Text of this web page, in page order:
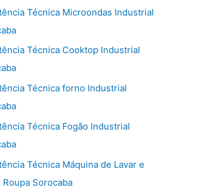
Técnica Microondas Industrial
Técnica Cooktop Industrial
Técnica forno Industrial
Técnica Fogão Industrial
Técnica Máquina de Lavar e
Roupa Sorocaba